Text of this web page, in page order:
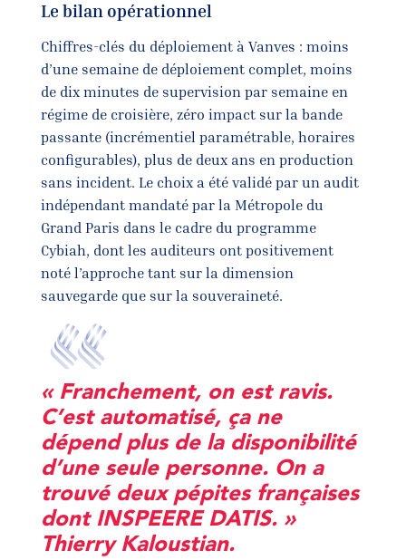
Le bilan opérationnel
Chiffres-clés du déploiement à Vanves : moins
d’une semaine de déploiement complet, moins
de dix minutes de supervision par semaine en
régime de croisière, zéro impact sur la bande
passante (incrémentiel paramétrable, horaires
configurables), plus de deux ans en production
sans incident. Le choix a été validé par un audit
indépendant mandaté par la Métropole du
Grand Paris dans le cadre du programme
Cybiah, dont les auditeurs ont positivement
noté l’approche tant sur la dimension
sauvegarde que sur la souveraineté.
« Franchement, on est ravis.
C’est automatisé, ça ne
dépend plus de la disponibilité
d’une seule personne. On a
trouvé deux pépites françaises
dont INSPEERE DATIS. »
Thierry Kaloustian.